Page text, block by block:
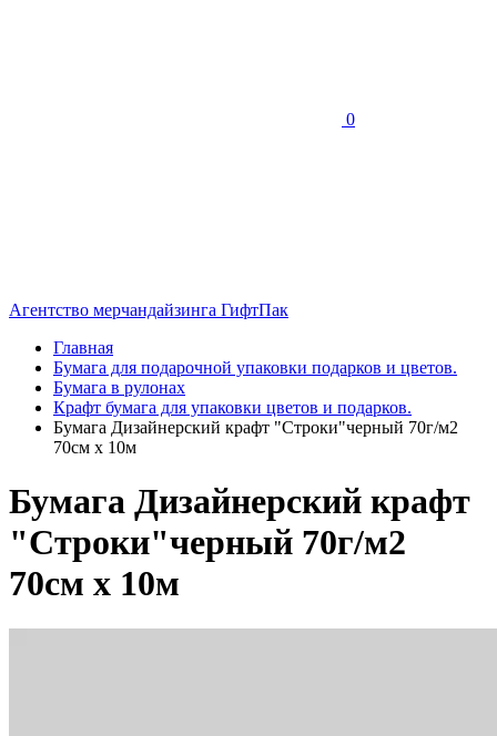
0
Агентство мерчандайзинга ГифтПак
Главная
Бумага для подарочной упаковки подарков и цветов.
Бумага в рулонах
Крафт бумага для упаковки цветов и подарков.
Бумага Дизайнерский крафт "Строки"черный 70г/м2
70см х 10м
Бумага Дизайнерский крафт
"Строки"черный 70г/м2
70см х 10м